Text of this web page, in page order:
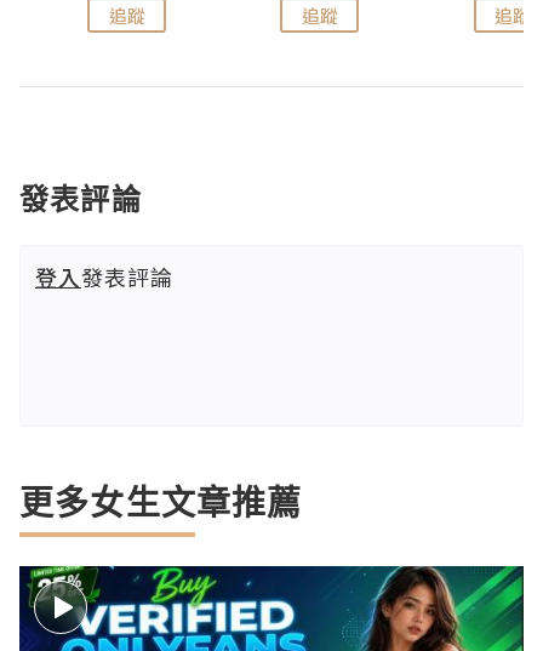
追蹤 追蹤 追蹤
發表評論
登入發表評論
更多女生文章推薦